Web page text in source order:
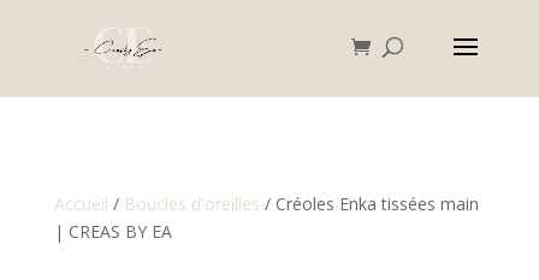
Accueil / Boucles d'oreilles / Créoles Enka tissées main
| CREAS BY EA